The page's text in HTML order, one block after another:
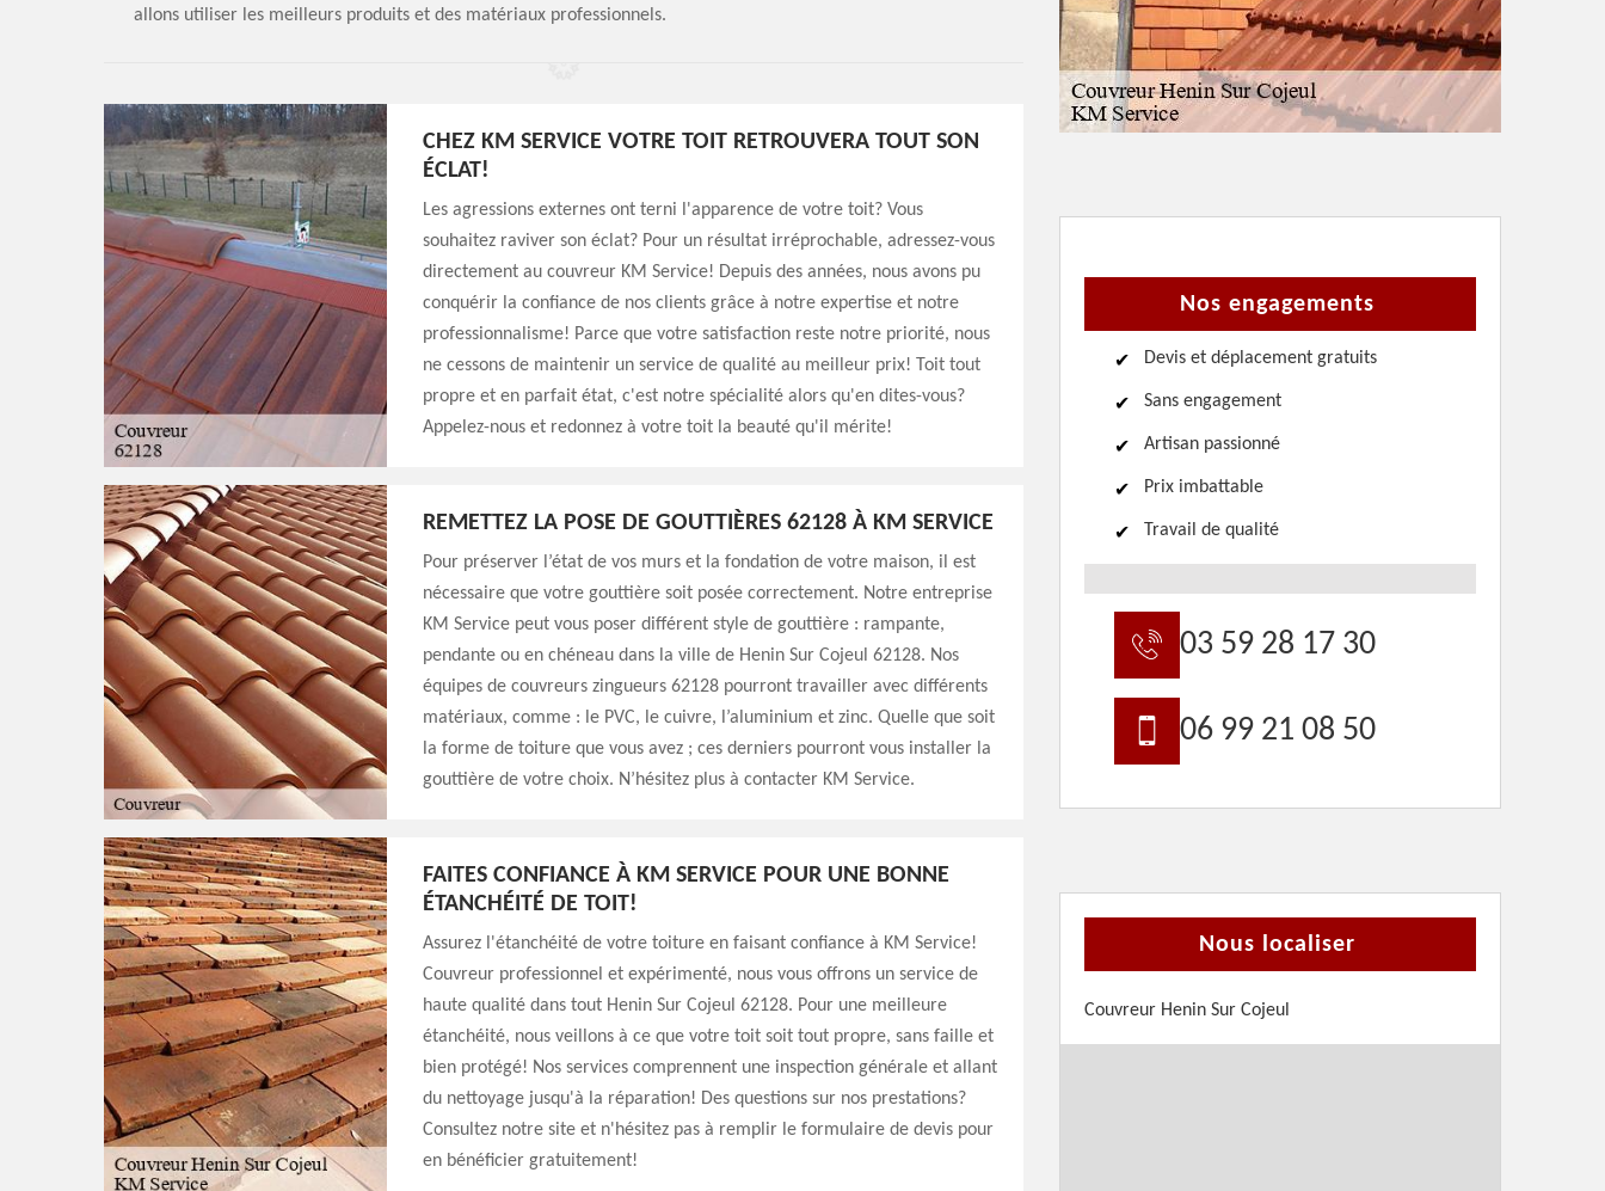
allons utiliser les meilleurs produits et des matériaux professionnels.
CHEZ KM SERVICE VOTRE TOIT RETROUVERA TOUT SON
ÉCLAT!
Les agressions externes ont terni l'apparence de votre toit? Vous
souhaitez raviver son éclat? Pour un résultat irréprochable, adressez-vous
directement au couvreur KM Service! Depuis des années, nous avons pu
conquérir la confiance de nos clients grâce à notre expertise et notre
professionnalisme! Parce que votre satisfaction reste notre priorité, nous
ne cessons de maintenir un service de qualité au meilleur prix! Toit tout
propre et en parfait état, c'est notre spécialité alors qu'en dites-vous?
Appelez-nous et redonnez à votre toit la beauté qu'il mérite!
REMETTEZ LA POSE DE GOUTTIÈRES 62128 À KM SERVICE
Pour préserver l’état de vos murs et la fondation de votre maison, il est
nécessaire que votre gouttière soit posée correctement. Notre entreprise
KM Service peut vous poser différent style de gouttière : rampante,
pendante ou en chéneau dans la ville de Henin Sur Cojeul 62128. Nos
équipes de couvreurs zingueurs 62128 pourront travailler avec différents
matériaux, comme : le PVC, le cuivre, l’aluminium et zinc. Quelle que soit
la forme de toiture que vous avez ; ces derniers pourront vous installer la
gouttière de votre choix. N’hésitez plus à contacter KM Service.
FAITES CONFIANCE À KM SERVICE POUR UNE BONNE
ÉTANCHÉITÉ DE TOIT!
Assurez l'étanchéité de votre toiture en faisant confiance à KM Service!
Couvreur professionnel et expérimenté, nous vous offrons un service de
haute qualité dans tout Henin Sur Cojeul 62128. Pour une meilleure
étanchéité, nous veillons à ce que votre toit soit tout propre, sans faille et
bien protégé! Nos services comprennent une inspection générale et allant
du nettoyage jusqu'à la réparation! Des questions sur nos prestations?
Consultez notre site et n'hésitez pas à remplir le formulaire de devis pour
en bénéficier gratuitement!
Nos engagements
Devis et déplacement gratuits
Sans engagement
Artisan passionné
Prix imbattable
Travail de qualité
03 59 28 17 30
06 99 21 08 50
Nous localiser
Couvreur Henin Sur Cojeul